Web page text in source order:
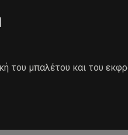
του μπαλέτου και του